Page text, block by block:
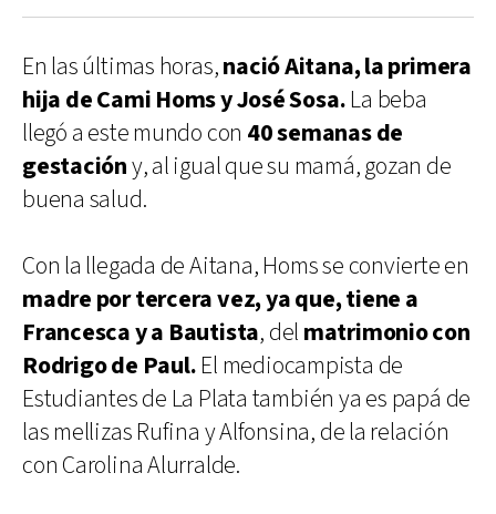
En las últimas horas,nació Aitana, la primera
hija de Cami Homs y José Sosa.La beba
llegó a este mundo con 40 semanas de
gestacióny, al igual que su mamá, gozan de
buena salud.
Con la llegada de Aitana, Homs se convierte en
madre por tercera vez, ya que, tiene a
Francesca y a Bautista, del matrimonio con
Rodrigo de Paul.El mediocampista de
Estudiantes de La Plata también ya es papá de
las mellizas Rufina y Alfonsina, de la relación
con Carolina Alurralde.